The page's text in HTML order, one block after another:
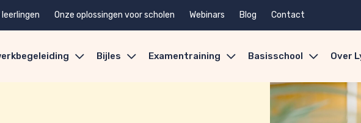
Onze oplossingen voor scholen Webinars Blog Contact
Bijles Examentraining Basisschool Over